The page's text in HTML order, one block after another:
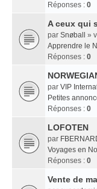
Réponses : 0
A ceux qui
par Snøball
»
Apprendre le
Réponses : 0
par VIP
Petites
Réponses : 0
LOFOTEN
par
Voyages en
Réponses : 0
Vente de